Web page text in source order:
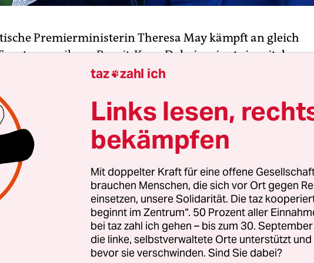
Premierministerin Theresa May kämpft an gleich
um ihren Brexit-Kurs. Daheim ringt sie mit der
Labour-Partei weiter um einer Kompromisslösung,
für ihren mit Brüssel ausgehandelte Scheidungsvertrag
Parlamentsmehrheit finden mochte. Dabei muss sie
in Schach zu halten, die ihr den Handschlag mit
übelnehmen.
eilt May nach Berlin und Paris, um bei
Angela Merkel und Frankreichs Staatspräsident
um einen Aufschub der Frist für den EU-Ausstieg
zu werben. Deren Unterstützung kann sie gut
denn schon am Mittwoch steht bei einem Gipfel in
weitreichende Entscheidung in der Brexit-Saga an:
taz zahl ich
Links lesen,
bekämpfen
Mit doppelter Kraft für eine offene
brauchen Menschen, die sich vor Ort gegen
einsetzen, unsere Solidarität. Die taz
beginnt im Zentrum“. 50 Prozent aller
bei taz zahl ich gehen – bis zum 30.
die linke, selbstverwaltete Orte unterstützt
bevor sie verschwinden. Sind Sie dabei?